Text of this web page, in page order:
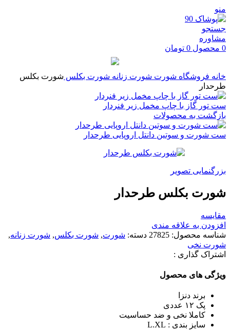
منو
جستجو
مشاوره
0 محصول 0 تومان
خانه فروشگاه شورت شورت زنانه شورت بکلس شورت بکلس
طرحدار
ست تور گاز با چاپ مخمل زیر فنردار
بازگشت به محصولات
ست شورت و سوتین دانتل اروپایی طرحدار
بزرگنمایی تصویر
شورت بکلس طرحدار
مقایسه
افزودن به علاقه مندی
شناسه محصول: 27825 دسته: شورت, شورت بکلس, شورت زنانه,
شورت نخی
اشتراک گذاری :
ویژگی های محصول
برند دنزا
پک ١٢ عددی
کاملا نخی و‌ ضد حساسیت
سایز بندی : L.XL